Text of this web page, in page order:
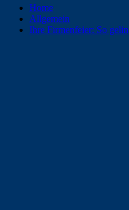
Home
Allgemein
Ihre Firmenfeier: So